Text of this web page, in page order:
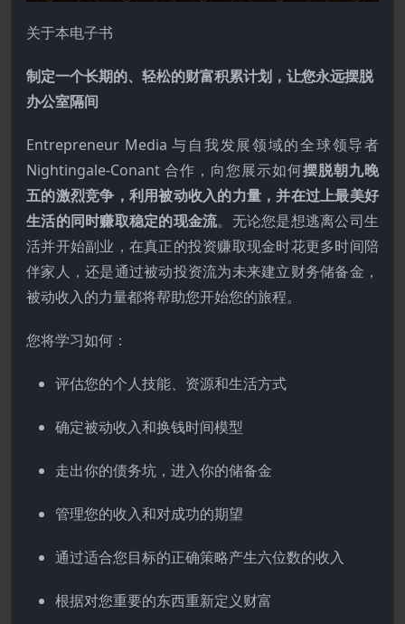
关于本电子书
制定一个长期的、轻松的财富积累计划，让您永远摆脱
办公室隔间
Entrepreneur Media 与自我发展领域的全球领导者
Nightingale-Conant 合作，向您展示如何摆脱朝九晚
五的激烈竞争，利用被动收入的力量，并在过上最美好
生活的同时赚取稳定的现金流。无论您是想逃离公司生
活并开始副业，在真正的投资赚取现金时花更多时间陪
伴家人，还是通过被动投资流为未来建立财务储备金，
被动收入的力量都将帮助您开始您的旅程。
您将学习如何：
评估您的个人技能、资源和生活方式
确定被动收入和换钱时间模型
走出你的债务坑，进入你的储备金
管理您的收入和对成功的期望
通过适合您目标的正确策略产生六位数的收入
根据对您重要的东西重新定义财富